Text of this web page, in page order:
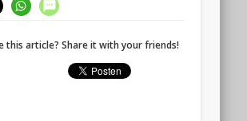
this article? Share it with your friends!